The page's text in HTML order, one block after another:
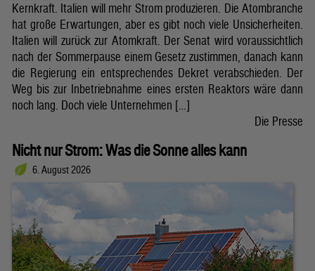
Kernkraft. Italien will mehr Strom produzieren. Die Atombranche
hat große Erwartungen, aber es gibt noch viele Unsicherheiten.
Italien will zurück zur Atomkraft. Der Senat wird voraussichtlich
nach der Sommerpause einem Gesetz zustimmen, danach kann
die Regierung ein entsprechendes Dekret verabschieden. Der
Weg bis zur Inbetriebnahme eines ersten Reaktors wäre dann
noch lang. Doch viele Unternehmen […]
Die Presse
Nicht nur Strom: Was die Sonne alles kann
6. August 2026